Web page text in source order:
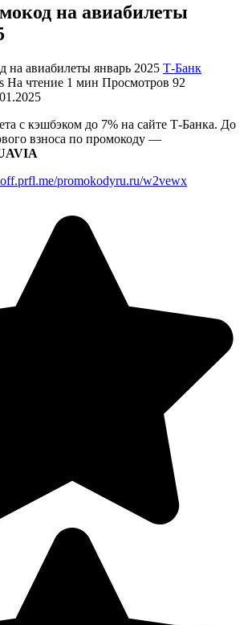
на авиабилеты
Т-Банк
На чтение 1 мин Просмотров 92
с кэшбэком до 7% на сайте Т-Банка. До
взноса по промокоду —
promokodyru.ru/w2vewx